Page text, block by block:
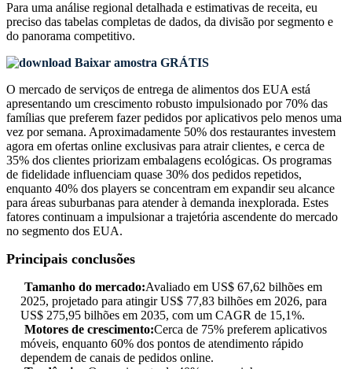
Para uma análise regional detalhada e estimativas de receita, eu
preciso das tabelas completas de dados, da divisão por segmento e
do panorama competitivo.
Baixar amostra GRÁTIS
O mercado de serviços de entrega de alimentos dos EUA está
apresentando um crescimento robusto impulsionado por 70% das
famílias que preferem fazer pedidos por aplicativos pelo menos uma
vez por semana. Aproximadamente 50% dos restaurantes investem
agora em ofertas online exclusivas para atrair clientes, e cerca de
35% dos clientes priorizam embalagens ecológicas. Os programas
de fidelidade influenciam quase 30% dos pedidos repetidos,
enquanto 40% dos players se concentram em expandir seu alcance
para áreas suburbanas para atender à demanda inexplorada. Estes
fatores continuam a impulsionar a trajetória ascendente do mercado
no segmento dos EUA.
Principais conclusões
Tamanho do mercado:Avaliado em US$ 67,62 bilhões em
2025, projetado para atingir US$ 77,83 bilhões em 2026, para
US$ 275,95 bilhões em 2035, com um CAGR de 15,1%.
Motores de crescimento:Cerca de 75% preferem aplicativos
móveis, enquanto 60% dos pontos de atendimento rápido
dependem de canais de pedidos online.